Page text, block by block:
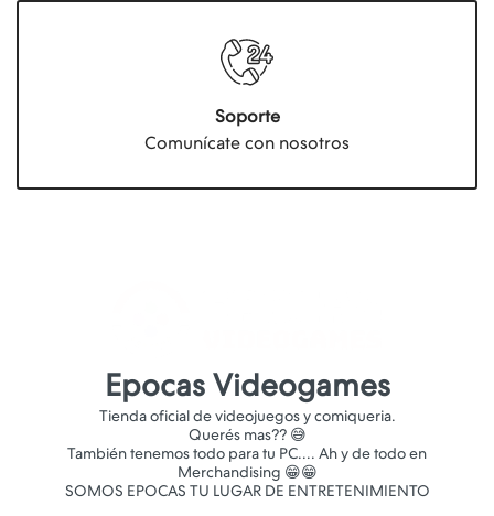
Soporte
Comunícate con nosotros
Epocas Videogames
Tienda oficial de videojuegos y comiqueria.
Querés mas?? 😅
También tenemos todo para tu PC.... Ah y de todo en
Merchandising 😁😁